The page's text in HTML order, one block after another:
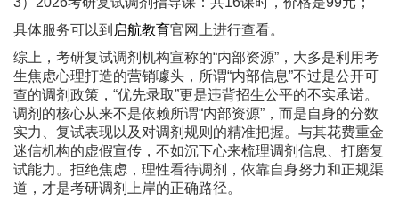
具体服务可以到 启航教育官网上进行查看。
综上，考研复试调剂机构宣称的“内部资源”，大多是利用考
生焦虑心理打造的营销噱头，所谓“内部信息”不过是公开可
查的调剂政策，“优先录取”更是违背招生公平的不实承诺。
调剂的核心从来不是依赖所谓“内部资源”，而是自身的分数
实力、复试表现以及对调剂规则的精准把握。与其花费重金
迷信机构的虚假宣传，不如沉下心来梳理调剂信息、打磨复
试能力。拒绝焦虑，理性看待调剂，依靠自身努力和正规渠
道，才是考研调剂上岸的正确路径。